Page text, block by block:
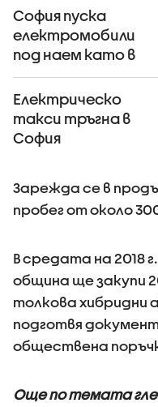
София пуска
електромобили
под наем като в
Париж и Виена
Електрическо
такси тръгна в
София
Зарежда се в
пробег от около
В средата на 2018
община ще закупи
толкова хибридни
подготвя
обществена
Още по темата